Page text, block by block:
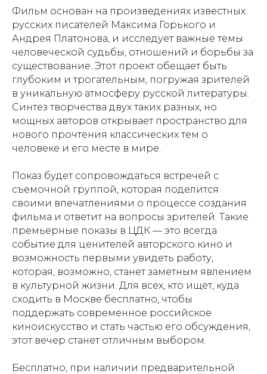
Фильм основан на произведениях известных
русских писателей Максима Горького и
Андрея Платонова, и исследует важные темы
человеческой судьбы, отношений и борьбы за
существование. Этот проект обещает быть
глубоким и трогательным, погружая зрителей
в уникальную атмосферу русской литературы.
Синтез творчества двух таких разных, но
мощных авторов открывает пространство для
нового прочтения классических тем о
человеке и его месте в мире.
Показ будет сопровождаться встречей с
съемочной группой, которая поделится
своими впечатлениями о процессе создания
фильма и ответит на вопросы зрителей. Такие
премьерные показы в ЦДК — это всегда
событие для ценителей авторского кино и
возможность первыми увидеть работу,
которая, возможно, станет заметным явлением
в культурной жизни. Для всех, кто ищет, куда
сходить в Москве бесплатно, чтобы
поддержать современное российское
киноискусство и стать частью его обсуждения,
этот вечер станет отличным выбором.
Бесплатно, при наличии предварительной